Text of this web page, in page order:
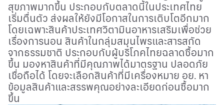
สุขภาพมากขึ้น ประกอบกับตลาดนี้ในประเทศไทย
เริ่มตื่นตัว ส่งผลให้ยังมีโอกาสในการเติบโตอีกมาก
โดยเฉพาะสินค้าประเทศวิตามินอาหารเสริมเพื่อช่วย
เรื่องการนอน สินค้าในกลุ่มสมุนไพรและสารสกัด
จากธรรมชาติ ประกอบกับผู้บริโภคไทยฉลาดซื้อมาก
ขึ้น มองหาสินค้าที่มีคุณภาพได้มาตรฐาน ปลอดภัย
เชื่อถือได้ โดยจะเลือกสินค้าที่มีเครื่องหมาย อย. หา
ข้อมูลสินค้าและสรรพคุณอย่างละเอียดก่อนซื้อมาก
ขึ้น